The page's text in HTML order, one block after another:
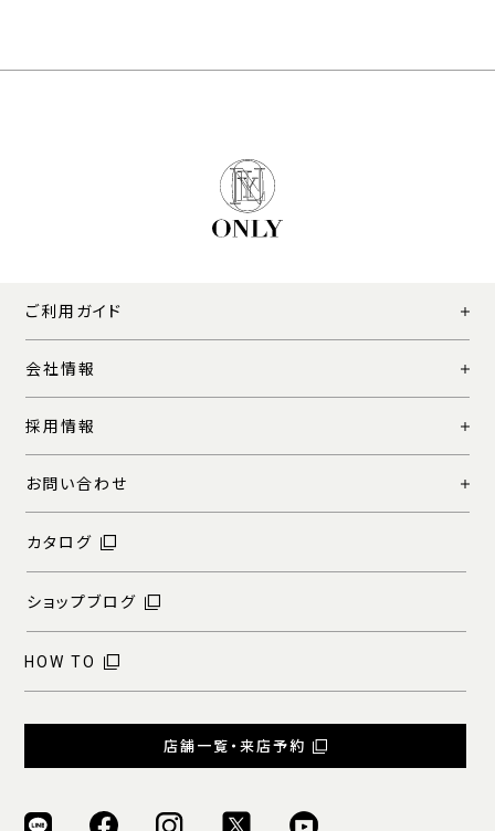
ご利用ガイド
会社情報
採用情報
お問い合わせ
カタログ
ショップブログ
HOW TO
店舗一覧・来店予約